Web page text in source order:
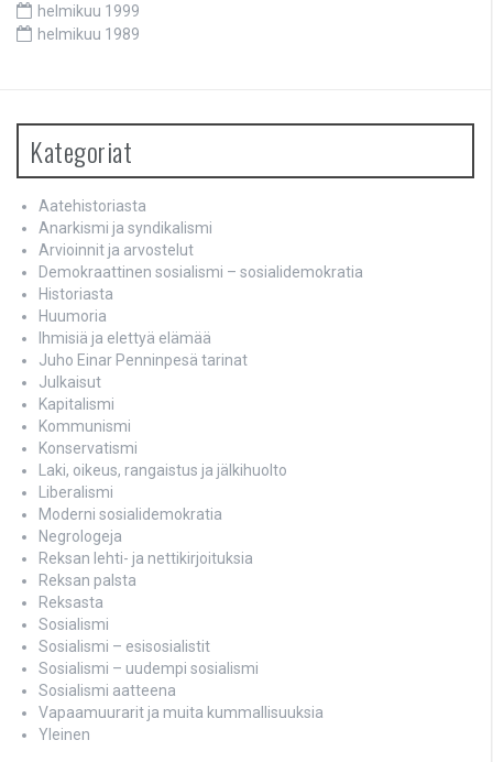
helmikuu 1999
helmikuu 1989
Kategoriat
Aatehistoriasta
Anarkismi ja syndikalismi
Arvioinnit ja arvostelut
Demokraattinen sosialismi – sosialidemokratia
Historiasta
Huumoria
Ihmisiä ja elettyä elämää
Juho Einar Penninpesä tarinat
Julkaisut
Kapitalismi
Kommunismi
Konservatismi
Laki, oikeus, rangaistus ja jälkihuolto
Liberalismi
Moderni sosialidemokratia
Negrologeja
Reksan lehti- ja nettikirjoituksia
Reksan palsta
Reksasta
Sosialismi
Sosialismi – esisosialistit
Sosialismi – uudempi sosialismi
Sosialismi aatteena
Vapaamuurarit ja muita kummallisuuksia
Yleinen